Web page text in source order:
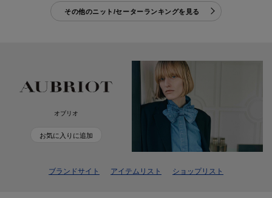
その他のニット/セーターランキングを見る
オブリオ
お気に入りに追加
ブランドサイト アイテムリスト ショップリスト